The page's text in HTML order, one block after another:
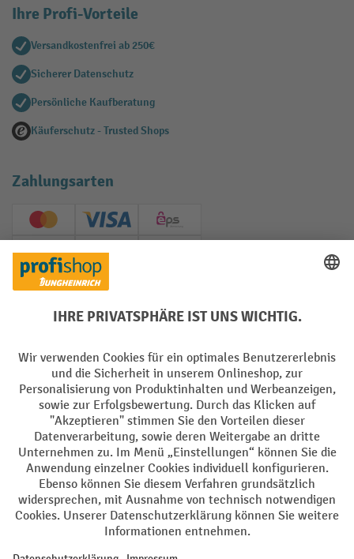
Ihre Profi-Vorteile
Versandkostenfrei ab 250€
Sicherer Datenschutz
Persönliche Kaufberatung
Käuferschutz - Trusted Shops
Zahlungsarten
Creditcard (Master)Creditcard (Visa)
EPS
PayPal
Soziale Netzwerke
Impressum Datenschutz
Barrierefreiheit Privacy Settings
Alle Preise exkl. gesetzl. Mehrwertsteuer zzgl.Versandkostenund ggf.
Nachnahmegebühren, wenn nicht anders angegeben.
¹ Der Rabatt gilt so lange der Vorrat reicht. Der Rabatt gilt nicht auf